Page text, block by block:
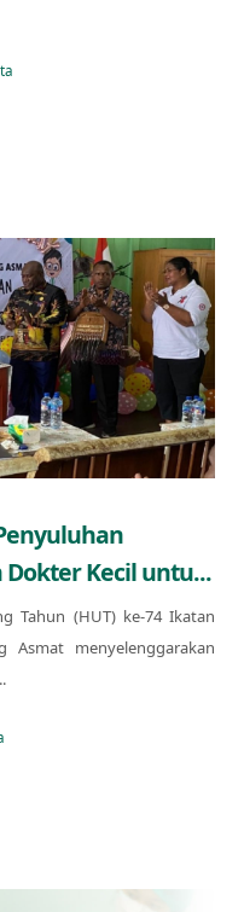
Kecil untu...
Tahun (HUT) ke-74 Ikatan
Asmat menyelenggarakan